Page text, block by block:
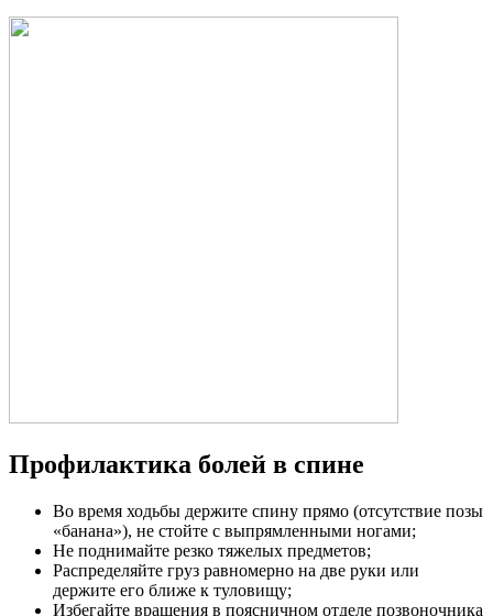
Профилактика болей в спине
Во время ходьбы держите спину прямо (отсутствие позы
«банана»), не стойте с выпрямленными ногами;
Не поднимайте резко тяжелых предметов;
Распределяйте груз равномерно на две руки или
держите его ближе к туловищу;
Избегайте вращения в поясничном отделе позвоночника